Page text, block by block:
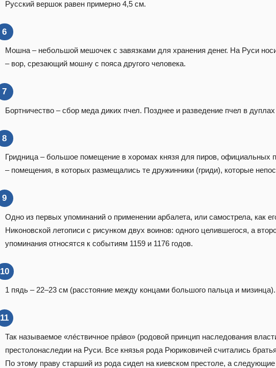
Русский вершок равен примерно 4,5 см.
6
Мошна – небольшой мешочек с завязками для хранения денег. На Руси
– вор, срезающий мошну с пояса другого человека.
7
Бортничество – сбор меда диких пчел. Позднее и разведение пчел в
8
Гридница – большое помещение в хоромах князя для пиров, официальных
– помещения, в которых размещались те дружинники (гриди), которые
9
Одно из первых упоминаний о применении арбалета, или самострела, как
Никоновской летописи с рисунком двух воинов: одного целившегося, а
упоминания относятся к событиям 1159 и 1176 годов.
10
1 пядь – 22–23 см (расстояние между концами большого пальца и мизинца).
11
Так называемое «лéствичное прáво» (родовой принцип наследования
престолонаследии на Руси. Все князья рода Рюриковичей считались
По этому праву старший из рода сидел на киевском престоле, а